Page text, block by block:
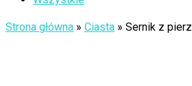
Strona główna » Ciasta » Sernik z